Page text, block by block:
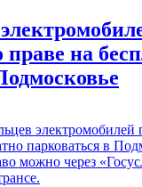
на
электромобилей
парковаться в
можно через